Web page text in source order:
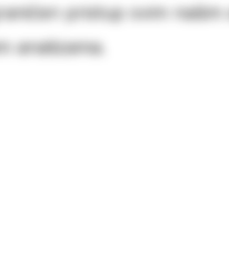
pristup svim našim
analizama.